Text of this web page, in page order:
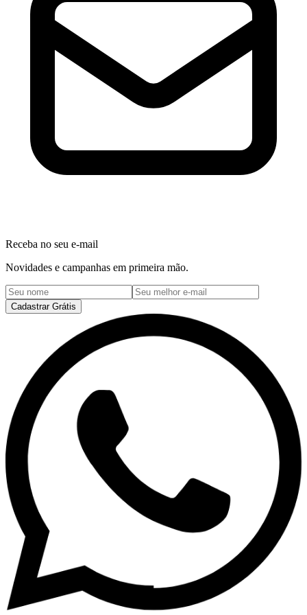
Receba no seu e-mail
Novidades e campanhas em primeira mão.
Cadastrar Grátis